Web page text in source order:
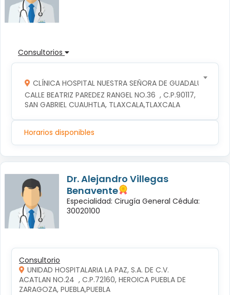
Consultorios
CLÍNICA HOSPITAL NUESTRA SEÑORA DE GUADALUPE
CALLE BEATRIZ PAREDEZ RANGEL NO.36  , C.P.90117,
SAN GABRIEL CUAUHTLA, TLAXCALA,TLAXCALA
Horarios disponibles
Dr. Alejandro Villegas
Benavente
Especialidad: Cirugía General Cédula:
30020100
Consultorio
UNIDAD HOSPITALARIA LA PAZ, S.A. DE C.V.
ACATLAN NO.24  , C.P.72160, HEROICA PUEBLA DE
ZARAGOZA, PUEBLA,PUEBLA